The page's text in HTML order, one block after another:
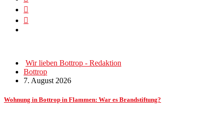
Wir lieben Bottrop - Redaktion
Bottrop
7. August 2026
Wohnung in Bottrop in Flammen: War es Brandstiftung?